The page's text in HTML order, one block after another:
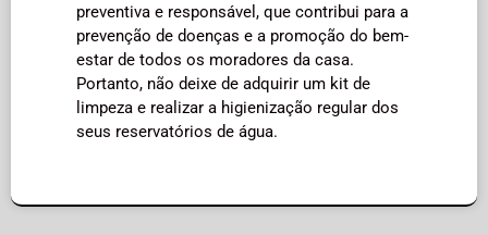
preventiva e responsável, que contribui para a
prevenção de doenças e a promoção do bem-
estar de todos os moradores da casa.
Portanto, não deixe de adquirir um kit de
limpeza e realizar a higienização regular dos
seus reservatórios de água.